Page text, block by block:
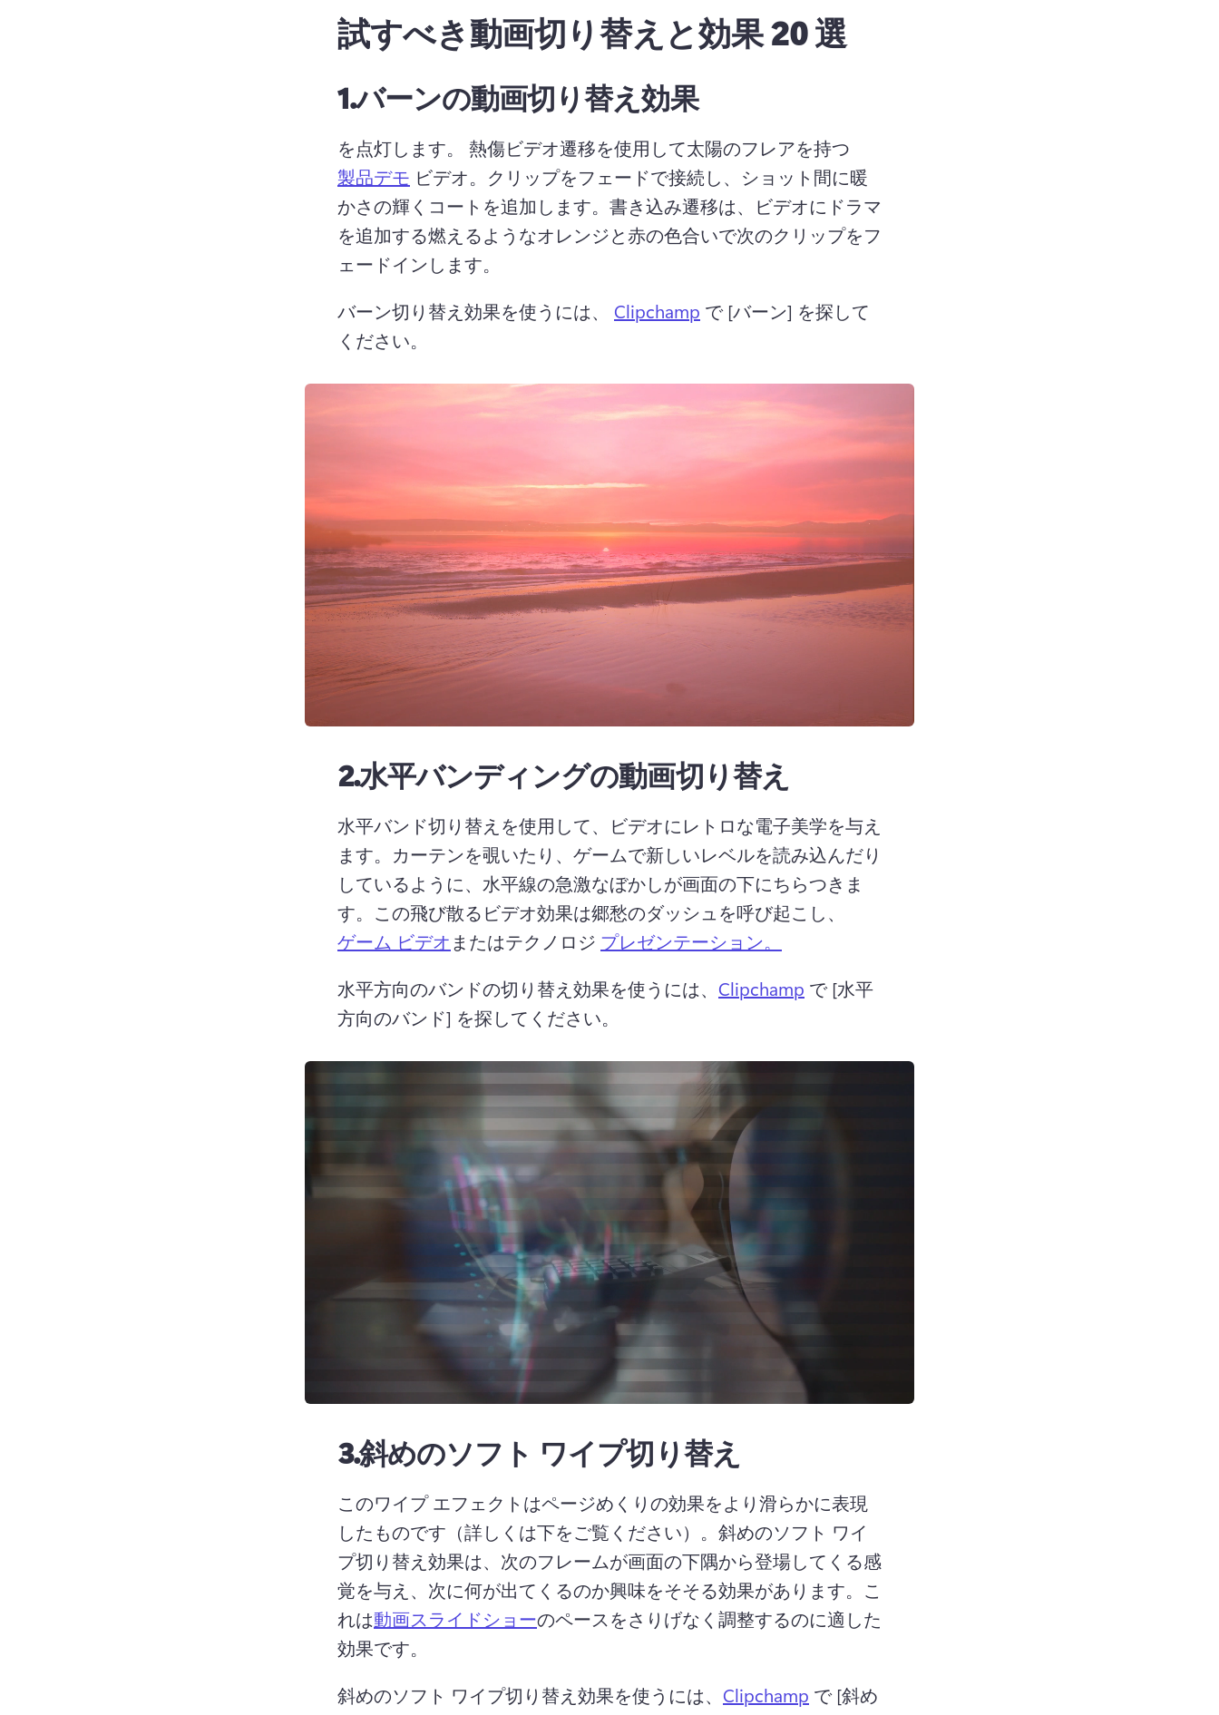
試すべき動画切り替えと効果 20 選
1.バーンの動画切り替え効果
を点灯します。 熱傷ビデオ遷移を使用して太陽のフレアを持つ
製品デモ ビデオ。 クリップをフェードで接続し、ショット間に暖
かさの輝くコートを追加します。 書き込み遷移は、ビデオにドラマ
を追加する燃えるようなオレンジと赤の色合いで次のクリップをフ
ェードインします。
バーン切り替え効果を使うには、 Clipchamp で [バーン] を探して
ください。
2.水平バンディングの動画切り替え
水平バンド切り替えを使用して、ビデオにレトロな電子美学を与え
ます。 カーテンを覗いたり、ゲームで新しいレベルを読み込んだり
しているように、水平線の急激なぼかしが画面の下にちらつきま
す。 この飛び散るビデオ効果は郷愁のダッシュを呼び起こし、
ゲーム ビデオ またはテクノロジ プレゼンテーション。
水平方向のバンドの切り替え効果を使うには、 Clipchamp で [水平
方向のバンド] を探してください。
3.斜めのソフト ワイプ切り替え
このワイプ エフェクトはページめくりの効果をより滑らかに表現
したものです（詳しくは下をご覧ください）。 斜めのソフト ワイ
プ切り替え効果は、次のフレームが画面の下隅から登場してくる感
覚を与え、次に何が出てくるのか興味をそそる効果があります。 こ
れは動画スライドショーのペースをさりげなく調整するのに適した
効果です。
斜めのソフト ワイプ切り替え効果を使うには、 Clipchamp で [斜め